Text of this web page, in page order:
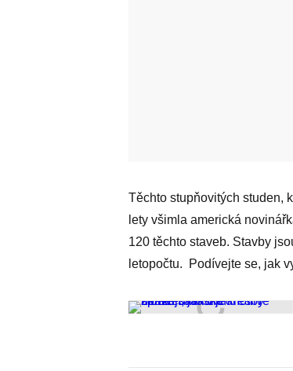
Těchto stupňovitých studen,
lety všimla americká
120 těchto staveb. Stavby
letopočtu. Podívejte se, jak